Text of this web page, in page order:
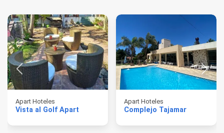
Apart Hoteles
Vista al Golf Apart
Apart Hoteles
Complejo Tajamar